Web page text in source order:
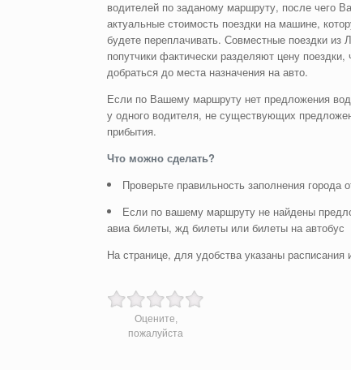
водителей по заданому маршруту, после чего
актуальные стоимость поездки на машине,
будете переплачивать. Совместные поездки
попутчики фактически разделяют цену
добраться до места назначения на авто.
Если по Вашему маршруту нет предложения
у одного водителя, не существующих
прибытия.
Что можно сделать?
Проверьте правильность заполнения города
Если по вашему маршруту не найдены
авиа билеты, жд билеты или билеты на автобус
На странице, для удобства указаны расписания
Оцените,
пожалуйста